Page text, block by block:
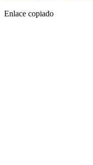
Enlace copiado